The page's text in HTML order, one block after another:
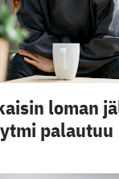
loman
palautuu